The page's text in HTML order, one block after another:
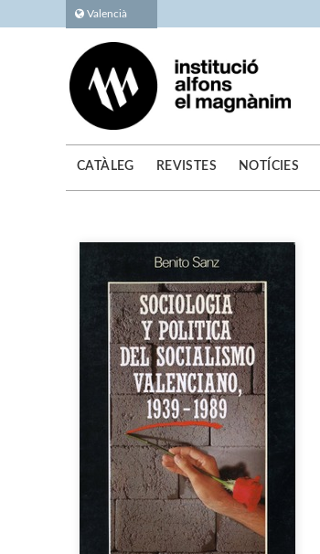
Valencià
CATÀLEG REVISTES NOTÍCIES